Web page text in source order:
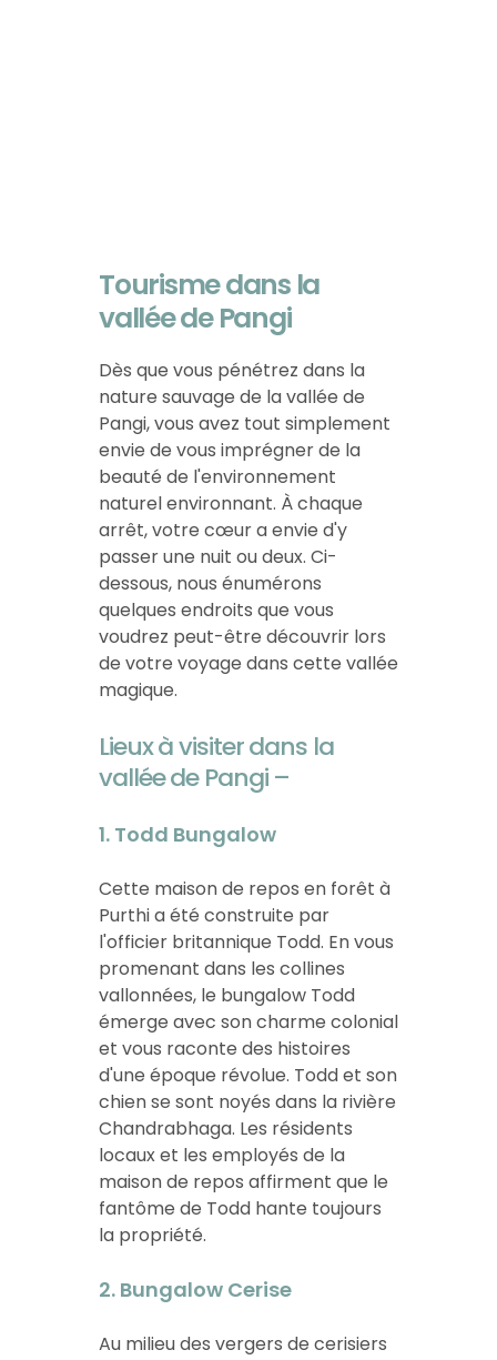
Tourisme dans la
vallée de Pangi
Dès que vous pénétrez dans la
nature sauvage de la vallée de
Pangi, vous avez tout simplement
envie de vous imprégner de la
beauté de l'environnement
naturel environnant. À chaque
arrêt, votre cœur a envie d'y
passer une nuit ou deux. Ci-
dessous, nous énumérons
quelques endroits que vous
voudrez peut-être découvrir lors
de votre voyage dans cette vallée
magique.
Lieux à visiter dans la
vallée de Pangi –
1. Todd Bungalow
Cette maison de repos en forêt à
Purthi a été construite par
l'officier britannique Todd. En vous
promenant dans les collines
vallonnées, le bungalow Todd
émerge avec son charme colonial
et vous raconte des histoires
d'une époque révolue. Todd et son
chien se sont noyés dans la rivière
Chandrabhaga. Les résidents
locaux et les employés de la
maison de repos affirment que le
fantôme de Todd hante toujours
la propriété.
2. Bungalow Cerise
Au milieu des vergers de cerisiers